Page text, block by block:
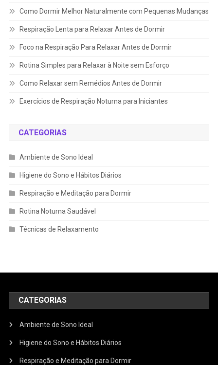
Como Dormir Melhor Naturalmente com Pequenas Mudanças
Respiração Lenta para Relaxar Antes de Dormir
Foco na Respiração Para Relaxar Antes de Dormir
Rotina Simples para Relaxar à Noite sem Esforço
Como Relaxar sem Remédios Antes de Dormir
Exercícios de Respiração Noturna para Iniciantes
CATEGORIAS
Ambiente de Sono Ideal
Higiene do Sono e Hábitos Diários
Respiração e Meditação para Dormir
Rotina Noturna Saudável
Técnicas de Relaxamento
CATEGORIAS
Ambiente de Sono Ideal
Higiene do Sono e Hábitos Diários
Respiração e Meditação para Dormir